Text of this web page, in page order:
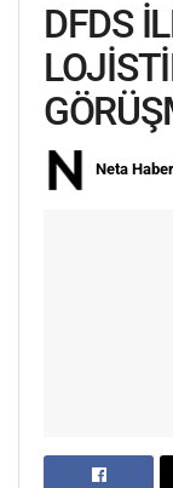
DFDS
Neta Haber